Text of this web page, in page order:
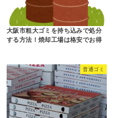
大阪市粗大ゴミを持ち込みで処分
する方法！焼却工場は格安でお得
普通ゴミ